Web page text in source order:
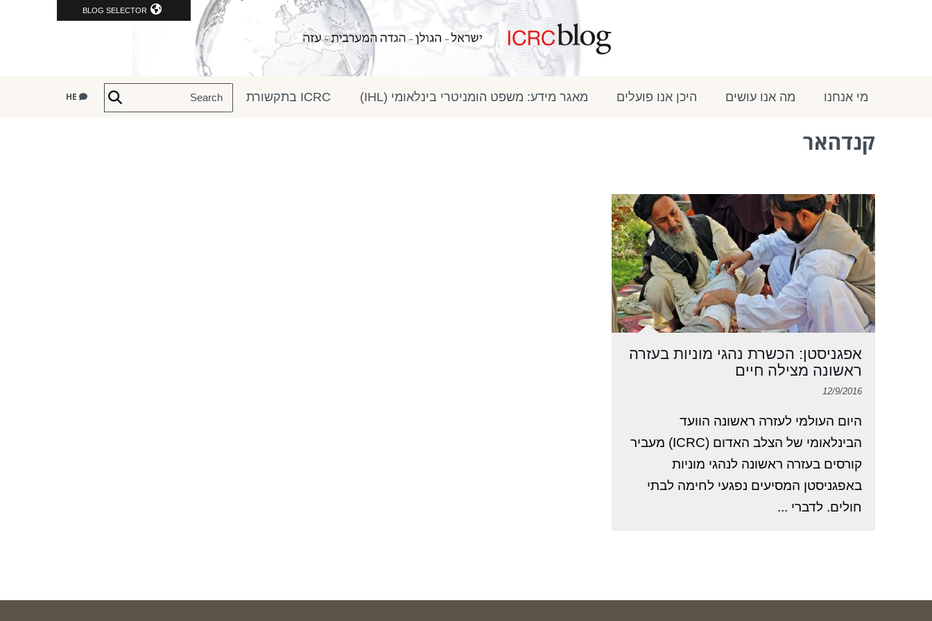
BLOG SELECTOR
מי אנחנו מה אנו עושים היכן אנו פועלים מאגר מידע: משפט הומניטרי בינלאומי (IHL) ICRC בתקשורת
קנדהאר
אפגניסטן: הכשרת נהגי מוניות בעזרה
ראשונה מצילה חיים
12/9/2016
היום העולמי לעזרה ראשונה הוועד
הבינלאומי של הצלב האדום (ICRC) מעביר
קורסים בעזרה ראשונה לנהגי מוניות
באפגניסטן המסיעים נפגעי לחימה לבתי
חולים. לדברי ...